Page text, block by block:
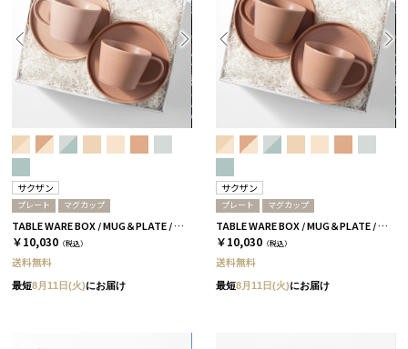
サクザン
プレート マグカップ
TABLE WARE BOX / MUG＆PLATE / テラコッタ＆コーラルベージュ［サクザン×HYACCA］
￥10,030 （税込）
送料無料
最短8月11日(火)にお届け
サクザン
プレート マグカップ
TABLE WARE BOX / MUG＆PLATE / テラコッタ［サクザン×HYACCA］
￥10,030 （税込）
送料無料
最短8月11日(火)にお届け